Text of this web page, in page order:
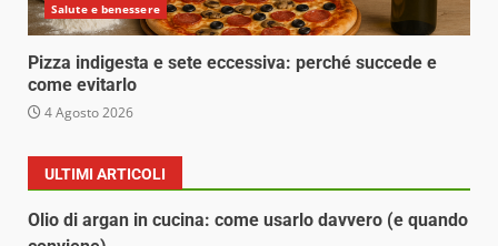
Salute e benessere
Pizza indigesta e sete eccessiva: perché succede e
come evitarlo
4 Agosto 2026
ULTIMI ARTICOLI
Olio di argan in cucina: come usarlo davvero (e quando